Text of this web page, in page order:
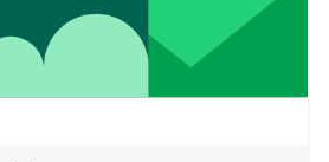
Kiinteistömaailma Oy:n
Laurikainen – ja nostaa myyntiä
uuden tekijän ikiaikaisen ”sijainti,
tilalle.